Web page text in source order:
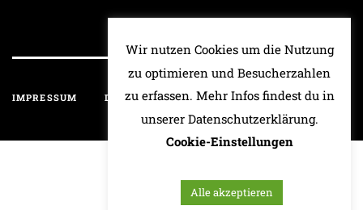
IMPRESSUM DATENSCHUTZ HAFTUNGSAUSSCHLUSS
Wir nutzen Cookies um die Nutzung
zu optimieren und Besucherzahlen
zu erfassen. Mehr Infos findest du in
unserer Datenschutzerklärung.
Cookie-Einstellungen
Alle akzeptieren